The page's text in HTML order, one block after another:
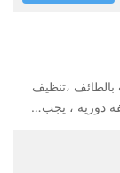
،تنظيف
دورية ، يجب…